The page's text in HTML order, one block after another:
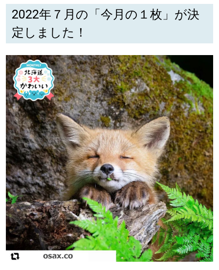
2022年７月の「今月の１枚」が決
定しました！